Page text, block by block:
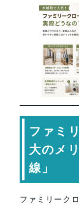
ファミ
大のメ
線」
ファミリーク